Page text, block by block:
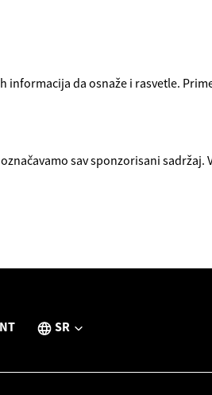
da osnaže i rasvetle.
sav sponzorisani sadržaj.
SR